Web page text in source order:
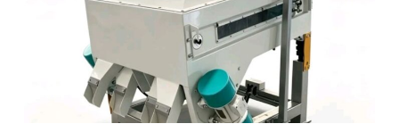
Получить цитату